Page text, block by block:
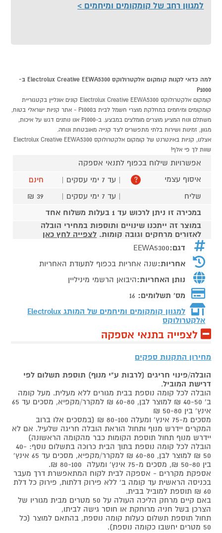
למגוון רחב של קומקומים ומיחמים
למה כדאי לקנות קומקום אלקטרולוקס Electrolux Creative EEWA5300 ב-
P1000
קומקום אלקטרולוקס Electrolux Creative EEWA5300 קונים אונליין בקטגוריית
קומקומים ומיחמים במחלקת מוצרי חשמל לבית בP1000 - אתר קניות ישראלי בטוח,
משתלם ונוח המציע מוצרים מומלצים במבצע. ב-P1000 אנו נותנים דגש על איכות,
מגוון, זמינות ושירות בלתי מתפשרים לצד קנייה מאובטחת ונוחה.
אצלנו, קניות באינטרנט של קומקום אלקטרולוקס Electrolux Creative EEWA5300
שוות לך פי אלף!
אפשרויות שילוח בכפוף לתנאי אספקה
איסוף עצמי
? | עד 7 ימי עסקים |
חינם
שליח
| עד 7 ימי עסקים |
39 ₪
במכירה זו ניתן לרכוש עד 1 בעלות משלוח אחד
במוצר זה ייתכנו שינויים ותוספות במחירי הובלה
לאזורים מרחקים וגובה קומות. לצפייה לחץ כאן
דגם:EEWA5300
אחריות:שנה אחריות בכפוף לתעודת האחריות
נותן האחריות:היבואן הרשמי מיניליין
מס' תשלומים: 16
למגוון קומקומים ומיחמים של המותג Electrolux
אלקטרולוקס
לצפייה בתנאי אספקה
מחירון התקנות ספקים
הובלה/פינוי חריגים (לרבות ע"י מנוף) תוספת תשלום לפי
דרישת המוביל.
הובלה לכל קומה נוספת בבית מגורים ללא מעלית. מעל קומה
ב' 40-50 ₪ למוצר לבן, 60-80 ₪ למקרר/מקפיא, מסכים עד 65
אינץ' בין 50-80 ₪
מסכים מ-75 אינץ' ומעלה 80-100 ₪ (במסכים אלו ברוב
המקרים יידרש מנוף ותחול הוראת הובלה חריגה שלעיל. אם לא
יידרש מנוף תחול תוספת הקומות כבר מהקומה הראשונה)
הובלה לכל קומה נוספת בתוך הבית כרוכה בתשלום נוסף: 40-
50 ₪ למוצר לבן, 60-80 ₪ למקרר/מקפיא, מסכים עד 65 אינץ'
בין 50-80 ₪, מסכים מ-75 אינץ' ומעלה 80-100 ₪.
אספקת מקררים - אספקה לבית לקוח המתאפשרת דרך מעבר
בכניסה הראשית עד קומה ב' ללא פירוק דלתות, פירוק כל דלת
60 ₪ תוספת למוביל בבית.
באם קיים מרחק הליכה העולה על 50 מטרים מבית מגוריו של
הצרכן בשל חניה מרוחקת או חוסר גישה לביתו,
תחול תוספת תשלום כעלות קומה נוספת, בהתאם למוצר (כל
50 מטרים יחשבו כקומה נוספת).